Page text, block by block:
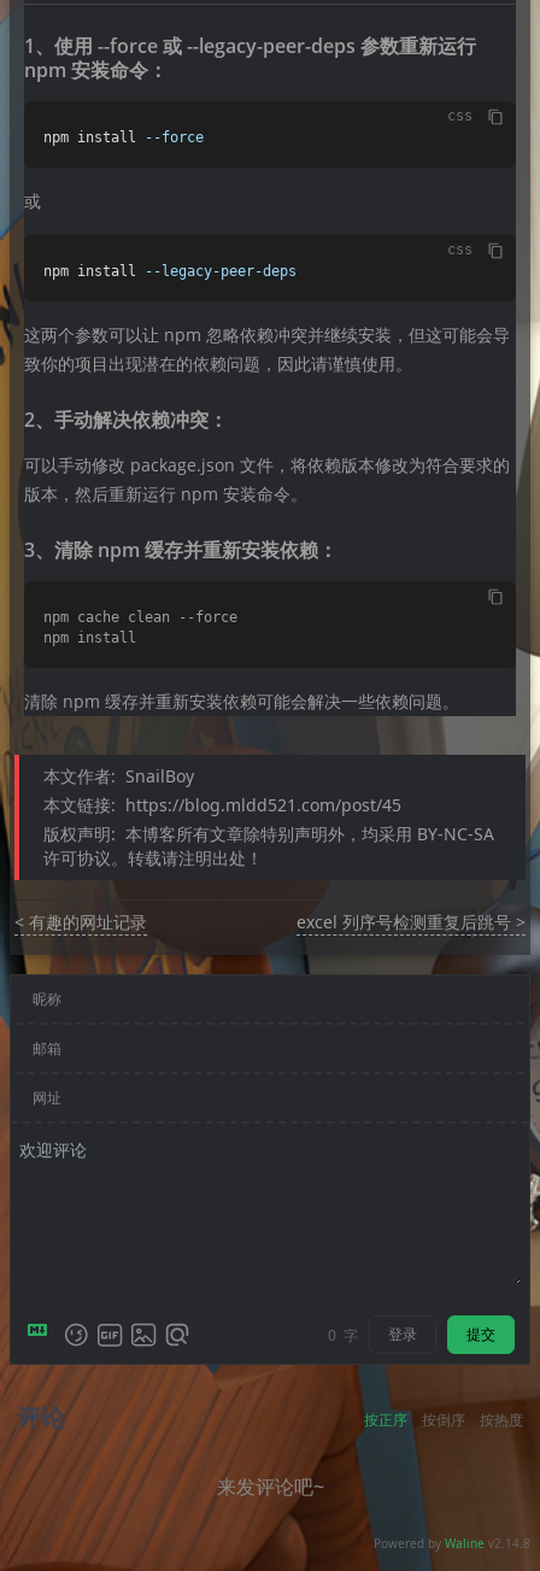
1、使用 --force 或 --legacy-peer-deps 参数重新运行
npm 安装命令：
css
npm install
--force
或
css
npm install
--legacy-peer-deps
这两个参数可以让 npm 忽略依赖冲突并继续安装，但这可能会导
致你的项目出现潜在的依赖问题，因此请谨慎使用。
2、手动解决依赖冲突：
可以手动修改 package.json 文件，将依赖版本修改为符合要求的
版本，然后重新运行 npm 安装命令。
3、清除 npm 缓存并重新安装依赖：
npm cache clean --force
清除 npm 缓存并重新安装依赖可能会解决一些依赖问题。
本文作者: SnailBoy
本文链接: https://blog.mldd521.com/post/45
版权声明: 本博客所有文章除特别声明外，均采用 BY-NC-SA
许可协议。转载请注明出处！
< 有趣的网址记录 excel 列序号检测重复后跳号 >
昵称
邮箱
网址
0 字 登录 提交
评论 按正序 按倒序 按热度
来发评论吧~
Powered by Waline v2.14.8